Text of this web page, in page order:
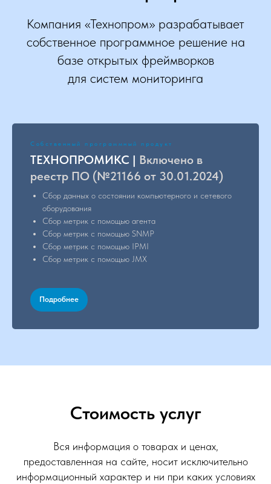
Компания «Технопром» разрабатывает
собственное программное решение на
базе открытых фреймворков
для систем мониторинга
Собственный программный продукт
ТЕХНОПРОМИКС | Включено в
реестр ПО (№21166 от 30.01.2024)
Сбор данных о состоянии компьютерного и сетевого
оборудования
Сбор метрик с помощью агента
Сбор метрик с помощью SNMP
Сбор метрик с помощью IPMI
Сбор метрик с помощью JMX
Подробнее
Стоимость услуг
Вся информация о товарах и ценах,
предоставленная на сайте, носит исключительно
информационный характер и ни при каких условиях